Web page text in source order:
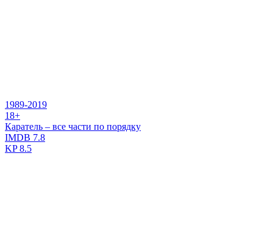
1989-2019
18+
Каратель – все части по порядку
IMDB 7.8
KP8.5